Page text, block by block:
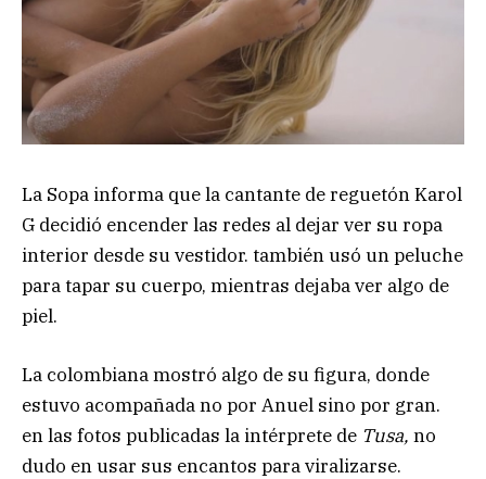
La Sopa informa que la cantante de reguetón Karol
G decidió encender las redes al dejar ver su ropa
interior desde su vestidor. también usó un peluche
para tapar su cuerpo, mientras dejaba ver algo de
piel.
La colombiana mostró algo de su figura, donde
estuvo acompañada no por Anuel sino por gran.
en las fotos publicadas la intérprete de Tusa, no
dudo en usar sus encantos para viralizarse.